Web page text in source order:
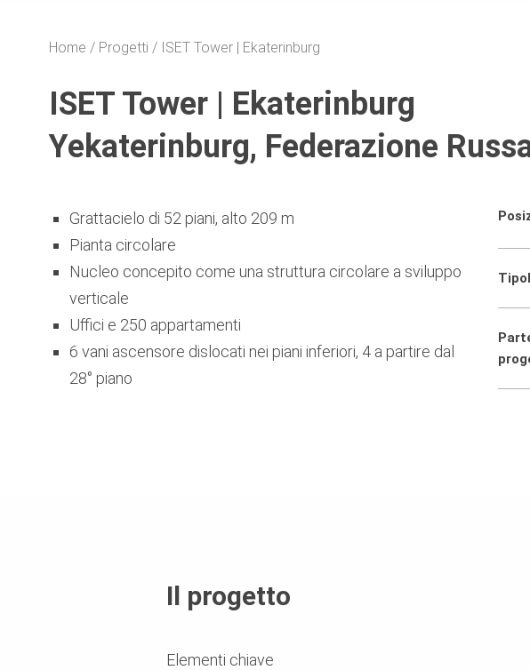
Home Progetti ISET Tower | Ekaterinburg
ISET Tower | Ekaterinburg
Yekaterinburg, Federazione
Grattacielo di 52 piani, alto 209 m
Pianta circolare
Nucleo concepito come una struttura circolare a sviluppo
verticale
Uffici e 250 appartamenti
6 vani ascensore dislocati nei piani inferiori, 4 a partire dal
28° piano
Il progetto
Elementi chiave